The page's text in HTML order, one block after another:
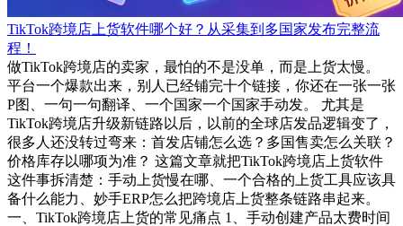
TikTok跨境店上货软件哪个好？从采集到多国家发布完整流
程！
做TikTok跨境店的卖家，最怕的不是没单，而是上货太慢。
平台一个爆款出来，别人已经铺完十个链接，你还在一张一张
P图、一句一句翻译、一个国家一个国家手动发。 尤其是
TikTok跨境店升级新链路以后，以前的全球店发品逻辑变了，
很多人还没转过弯来：首发店铺怎么选？多国售卖怎么关联？
价格库存以哪项为准？ 这篇文章就把TikTok跨境店上货软件
这件事拆清楚：手动上货慢在哪、一个合格的上货工具应该具
备什么能力、妙手ERP怎么把跨境店上货整条链路串起来。
一、TikTok跨境店上货的常见痛点 1、手动创建产品太费时间